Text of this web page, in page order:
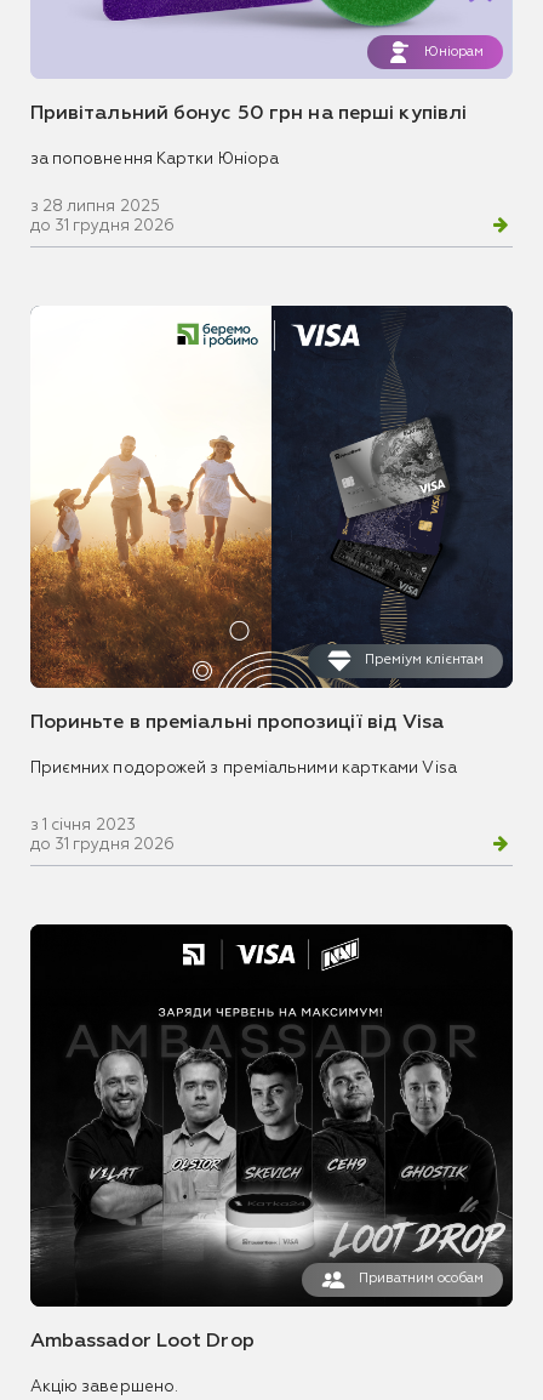
Юніорам
Привітальний бонус 50 грн на перші купівлі
за поповнення Картки Юніора
з 28 липня 2025
до 31 грудня 2026
Преміум клієнтам
Пориньте в преміальні пропозиції від Visa
Приємних подорожей з преміальними картками Visa
з 1 січня 2023
до 31 грудня 2026
Приватним особам
Ambassador Loot Drop
Акцію завершено.